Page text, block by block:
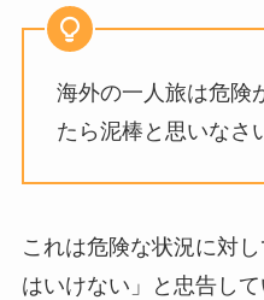
海外の一人旅は危険
たら泥棒と思いなさ
これは危険な状況に対
はいけない」と忠告して